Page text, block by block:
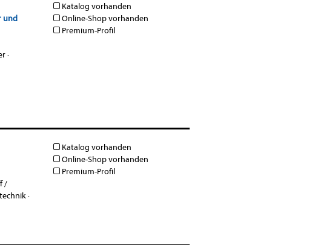
und
·
Katalog vorhanden
Online-Shop vorhanden
Premium-Profil
/
·
Katalog vorhanden
Online-Shop vorhanden
Premium-Profil